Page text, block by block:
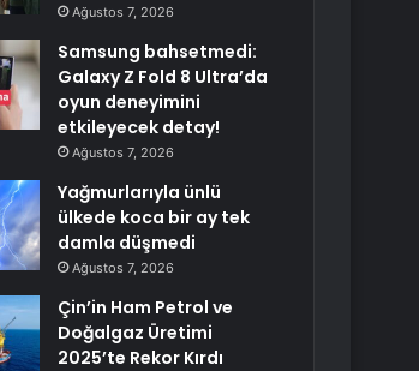
Ağustos 7, 2026
Samsung bahsetmedi:
Galaxy Z Fold 8 Ultra’da
oyun deneyimini
etkileyecek detay!
Ağustos 7, 2026
Yağmurlarıyla ünlü
ülkede koca bir ay tek
damla düşmedi
Ağustos 7, 2026
Çin’in Ham Petrol ve
Doğalgaz Üretimi
2025’te Rekor Kırdı